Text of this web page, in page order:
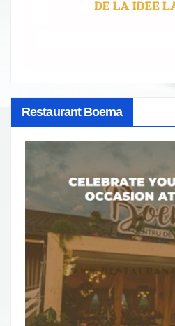
Restaurant Boema